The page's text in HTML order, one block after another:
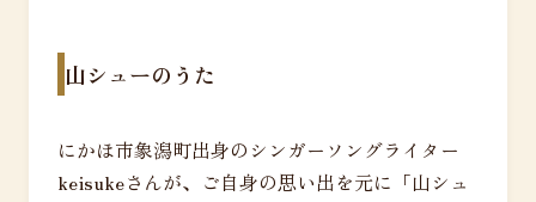
山シューのうた
にかほ市象潟町出身のシンガーソングライター
keisukeさんが、ご自身の思い出を元に「山シュ